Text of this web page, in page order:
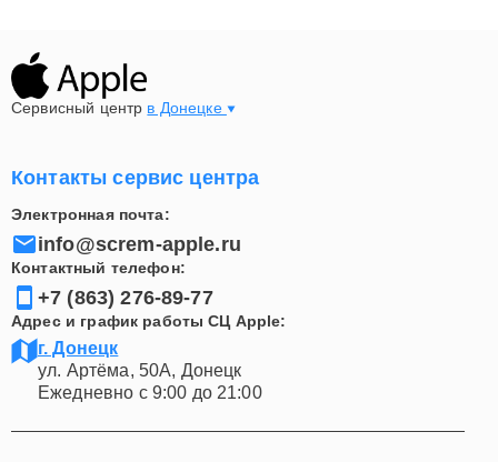
Сервисный центр в Донецке
Контакты сервис центра
Электронная почта:
info@screm-apple.ru
Контактный телефон:
+7 (863) 276-89-77
Адрес и график работы СЦ Apple:
г. Донецк
ул. Артёма, 50А, Донецк
Ежедневно с 9:00 до 21:00